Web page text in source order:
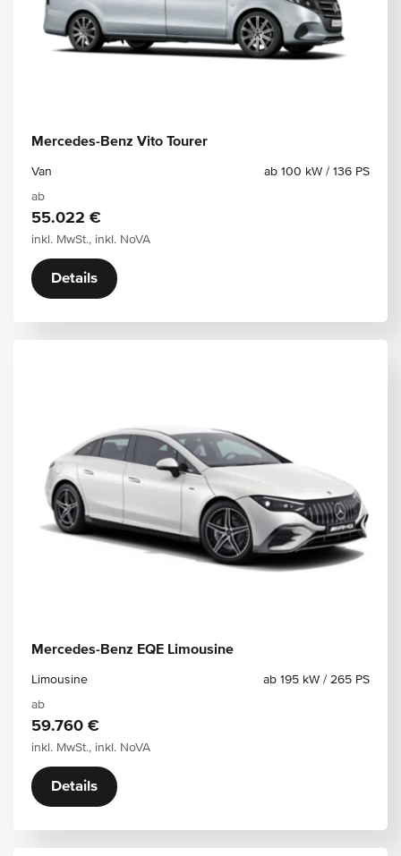
Mercedes-Benz Vito Tourer
Van
ab 100 kW / 136 PS
ab
55.022 €
inkl. MwSt., inkl. NoVA
Details
Mercedes-Benz EQE Limousine
Limousine
ab 195 kW / 265 PS
ab
59.760 €
inkl. MwSt., inkl. NoVA
Details